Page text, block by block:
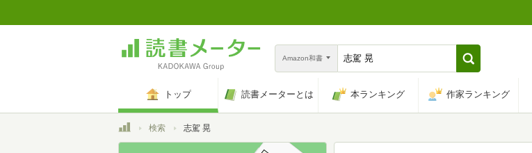
Amazon和書
トップ 読書メーターとは 本ランキング 作家ランキング
トップ検索 志駕 晃